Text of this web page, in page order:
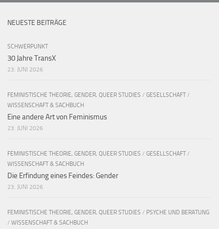
NEUESTE BEITRÄGE
SCHWERPUNKT
30 Jahre TransX
23. JUNI 2026
FEMINISTISCHE THEORIE, GENDER, QUEER STUDIES / GESELLSCHAFT /
WISSENSCHAFT & SACHBUCH
Eine andere Art von Feminismus
23. JUNI 2026
FEMINISTISCHE THEORIE, GENDER, QUEER STUDIES / GESELLSCHAFT /
WISSENSCHAFT & SACHBUCH
Die Erfindung eines Feindes: Gender
23. JUNI 2026
FEMINISTISCHE THEORIE, GENDER, QUEER STUDIES / PSYCHE UND BERATUNG
/ WISSENSCHAFT & SACHBUCH